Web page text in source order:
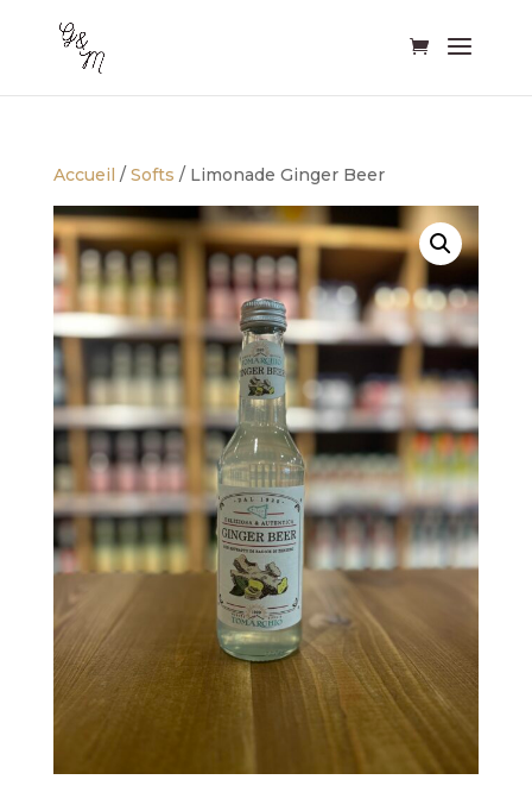
Accueil / Softs / Limonade Ginger Beer